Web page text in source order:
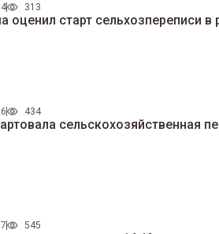
313
оценил старт сельхозпереписи в
434
сельскохозяйственная
545